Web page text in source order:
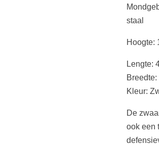
staal
Hoogte:
Lengte:
Kleur:
De
ook een